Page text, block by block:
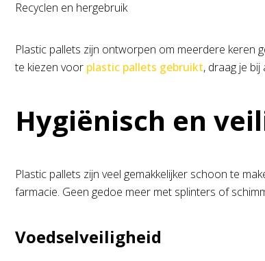
Recyclen en hergebruik
Plastic pallets zijn ontworpen om meerdere keren
te kiezen voor plastic pallets gebruikt, draag je
Hygiënisch en
Plastic pallets zijn veel gemakkelijker schoon te
farmacie. Geen gedoe meer met splinters of
Voedselveiligheid